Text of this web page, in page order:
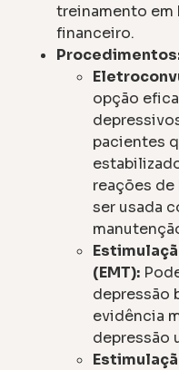
treinamento em
financeiro.
opção
pacientes
reações
ser usada
(EMT):
depressão
evidência
depressão